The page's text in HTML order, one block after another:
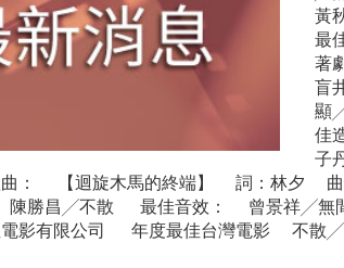
黃
最
著
盲
顯
佳
子
曲： 【迴旋木馬的終端】 詞：林夕
勝昌╱不散 最佳音效： 曾景祥╱無
影有限公司 年度最佳台灣電影 不散